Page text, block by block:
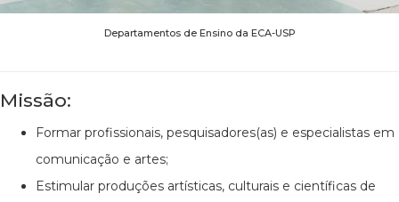
Departamentos de Ensino da ECA-USP
Missão:
Formar profissionais, pesquisadores(as) e especialistas em
comunicação e artes;
Estimular produções artísticas, culturais e científicas de